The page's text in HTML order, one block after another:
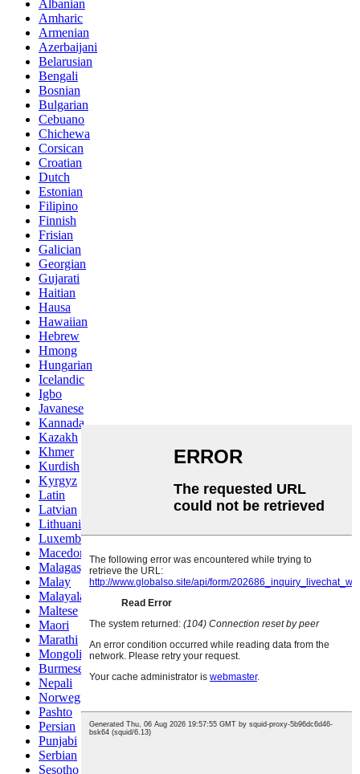
Albanian
Amharic
Armenian
Azerbaijani
Belarusian
Bengali
Bosnian
Bulgarian
Cebuano
Chichewa
Corsican
Croatian
Dutch
Estonian
Filipino
Finnish
Frisian
Galician
Georgian
Gujarati
Haitian
Hausa
Hawaiian
Hebrew
Hmong
Hungarian
Icelandic
Igbo
Javanese
Kannada
Kazakh
Khmer
Kurdish
Kyrgyz
Latin
Latvian
Lithuanian
Luxembou..
Macedonian
Malagasy
Malay
Malayalam
Maltese
Maori
Marathi
Mongolian
Burmese
Nepali
Norwegian
Pashto
Persian
Punjabi
Serbian
Sesotho